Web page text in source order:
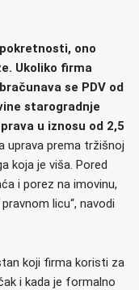
ono
Ukoliko firma
se PDV od
starogradnje
u iznosu od 2,5
uprava prema tržišnoj
koja je viša. Pored
i porez na imovinu,
licu“, navodi
koji firma koristi za
i kada je formalno